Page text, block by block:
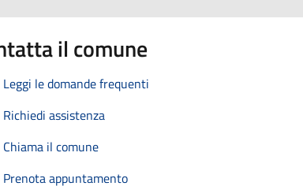
il comune
Leggi le domande frequenti
Richiedi assistenza
Chiama il comune
Prenota appuntamento